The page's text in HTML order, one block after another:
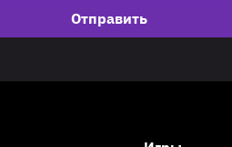
Отправить